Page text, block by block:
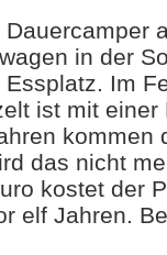
in der
Im
ist mit einer
kommen
das nicht
kostet der
elf Jahren.